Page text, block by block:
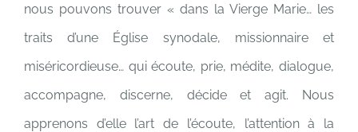
nous pouvons trouver « dans la Vierge Marie… les
traits d’une Église synodale, missionnaire et
miséricordieuse… qui écoute, prie, médite, dialogue,
accompagne, discerne, décide et agit. Nous
apprenons d’elle l’art de l’écoute, l’attention à la